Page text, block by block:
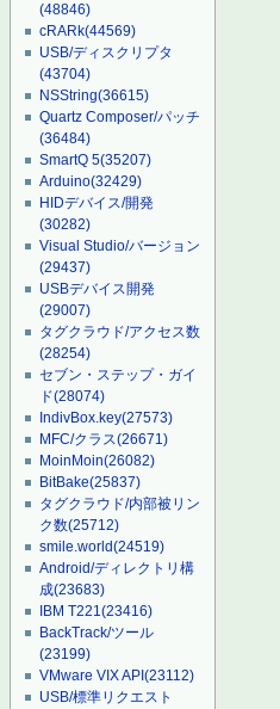
(48846)
cRARk(44569)
USB/ディスクリプタ
(43704)
NSString(36615)
Quartz Composer/パッチ
(36484)
SmartQ 5(35207)
Arduino(32429)
HIDデバイス/開発
(30282)
Visual Studio/バージョン
(29437)
USBデバイス開発
(29007)
タグクラウド/アクセス数
(28254)
セブン・ステップ・ガイ
ド(28074)
IndivBox.key(27573)
MFC/クラス(26671)
MoinMoin(26082)
BitBake(25837)
タグクラウド/内部被リン
ク数(25712)
smile.world(24519)
Android/ディレクトリ構
成(23683)
IBM T221(23416)
BackTrack/ツール
(23199)
VMware VIX API(23112)
USB/標準リクエスト